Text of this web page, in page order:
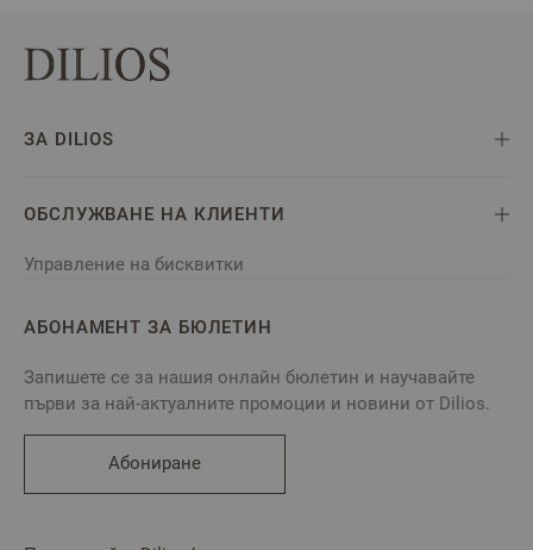
ЗА DILIOS
ОБСЛУЖВАНЕ НА КЛИЕНТИ
Управление на бисквитки
АБОНАМЕНТ ЗА БЮЛЕТИН
Запишете се за нашия онлайн бюлетин и научавайте
първи за най-актуалните промоции и новини от Dilios.
Абониране